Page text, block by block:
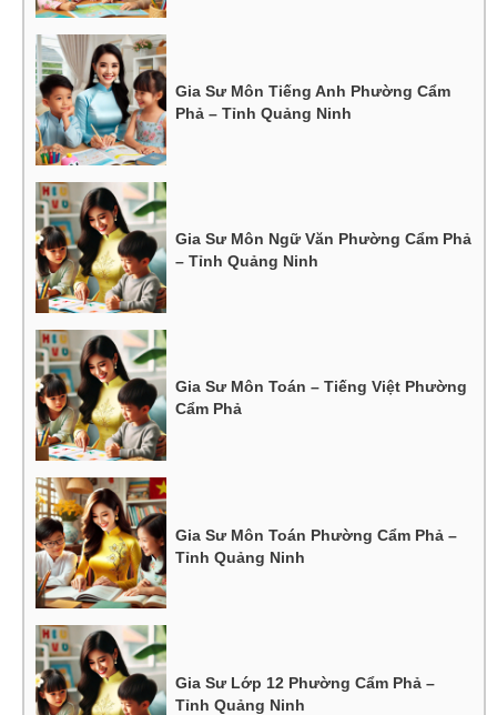
Gia Sư Môn Tiếng Anh Phường Cẩm
Phả – Tỉnh Quảng Ninh
Gia Sư Môn Ngữ Văn Phường Cẩm Phả
– Tỉnh Quảng Ninh
Gia Sư Môn Toán – Tiếng Việt Phường
Cẩm Phả
Gia Sư Môn Toán Phường Cẩm Phả –
Tỉnh Quảng Ninh
Gia Sư Lớp 12 Phường Cẩm Phả –
Tỉnh Quảng Ninh